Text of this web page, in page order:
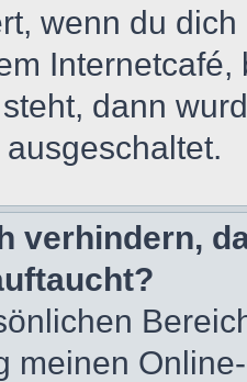
wenn du
dann
verhindern,
meinen